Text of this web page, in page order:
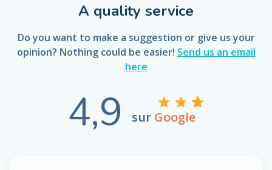
A quality service
Do you want to make a suggestion or give us your
opinion? Nothing could be easier! Send us an email
here
4,9 sur Google